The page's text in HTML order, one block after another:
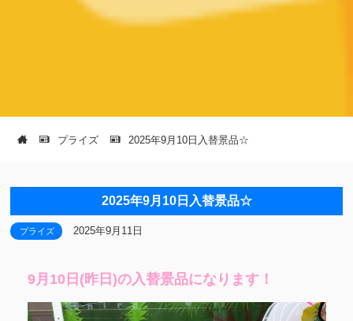
プライズ 2025年9月10日入替景品☆
2025年9月10日入替景品☆
プライズ 2025年9月11日
9月10日(昨日)の入替景品になります！